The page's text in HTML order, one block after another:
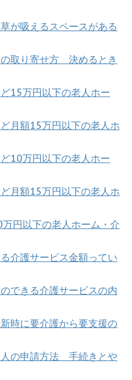
が吸えるスペースがある
取り寄せ方 決めるとき
15万円以下の老人ホー
月額15万円以下の老人ホ
10万円以下の老人ホー
月額15万円以下の老人ホ
円以下の老人ホーム・介
介護サービス金額ってい
できる介護サービスの内
時に要介護から要支援の
の申請方法 手続きとや